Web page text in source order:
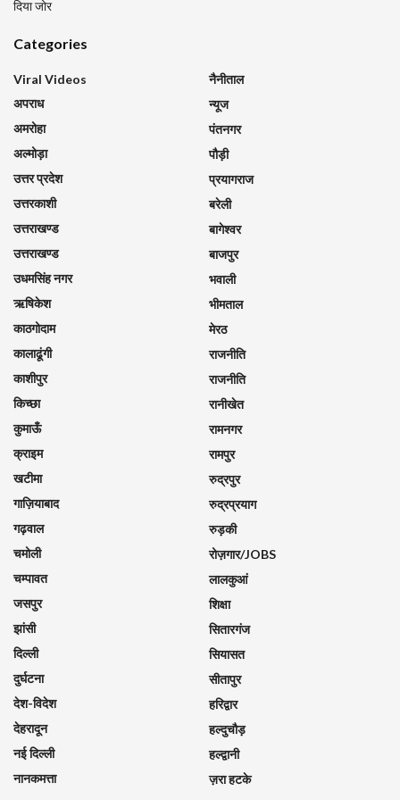
दिया जोर
Categories
Viral Videos
अपराध
अमरोहा
अल्मोड़ा
उत्तर प्रदेश
उत्तरकाशी
उत्तराखण्ड
उत्तराखण्ड
उधमसिंह नगर
ऋषिकेश
काठगोदाम
कालाढूंगी
काशीपुर
किच्छा
कुमाऊँ
क्राइम
खटीमा
गाज़ियाबाद
गढ़वाल
चमोली
चम्पावत
जसपुर
झांसी
दिल्ली
दुर्घटना
देश-विदेश
देहरादून
नई दिल्ली
नानकमत्ता
नैनीताल
न्यूज
पंतनगर
पौड़ी
प्रयागराज
बरेली
बागेश्वर
बाजपुर
भवाली
भीमताल
मेरठ
राजनीति
राजनीति
रानीखेत
रामनगर
रामपुर
रुद्रपुर
रुद्रप्रयाग
रुड़की
रोज़गार/JOBS
लालकुआं
शिक्षा
सितारगंज
सियासत
सीतापुर
हरिद्वार
हल्दुचौड़
हल्द्वानी
ज़रा हटके